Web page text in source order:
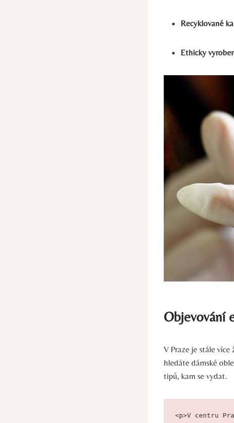
Recyklované
Ethicky
Objevování
V Praze je stále
hledáte dámské
tipů, kam se vydat.
<p>V centru